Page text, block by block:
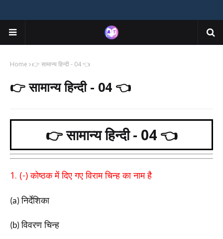
Home 👉 सामान्य हिन्दी - 04 👈
👉 सामान्य हिन्दी - 04 👈
👉 सामान्य हिन्दी - 04 👈
1. (-)कोष्ठक में दिए गए विराम चिन्ह का नाम है
(a)निर्देशिका
(b)विवरण चिन्ह